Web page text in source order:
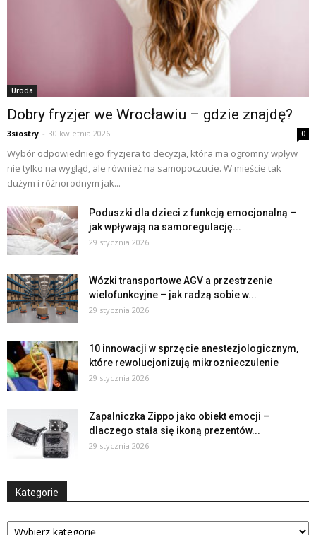
Uroda
Dobry fryzjer we Wrocławiu – gdzie znajdę?
3siostry - 30 kwietnia 2026 0
Wybór odpowiedniego fryzjera to decyzja, która ma ogromny wpływ
nie tylko na wygląd, ale również na samopoczucie. W mieście tak
dużym i różnorodnym jak...
Poduszki dla dzieci z funkcją emocjonalną –
jak wpływają na samoregulację...
29 stycznia 2026
Wózki transportowe AGV a przestrzenie
wielofunkcyjne – jak radzą sobie w...
29 stycznia 2026
10 innowacji w sprzęcie anestezjologicznym,
które rewolucjonizują mikroznieczulenie
29 stycznia 2026
Zapalniczka Zippo jako obiekt emocji –
dlaczego stała się ikoną prezentów...
29 stycznia 2026
Kategorie
Kategorie